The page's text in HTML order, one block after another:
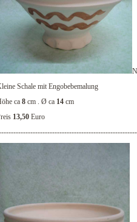
Schale mit Engobebemalung
ca 8 cm . Ø ca 14 cm
13,50 Euro